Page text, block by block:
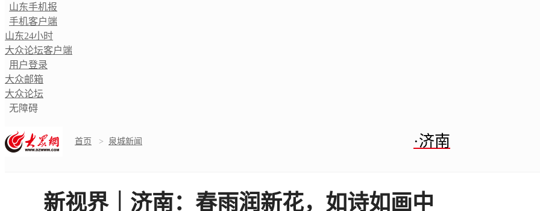
山东手机报
手机客户端
山东24小时
大众论坛客户端
用户登录
大众邮箱
大众论坛
无障碍
·济南
首页 > 泉城新闻
新视界｜济南：春雨润新花，如诗如画中